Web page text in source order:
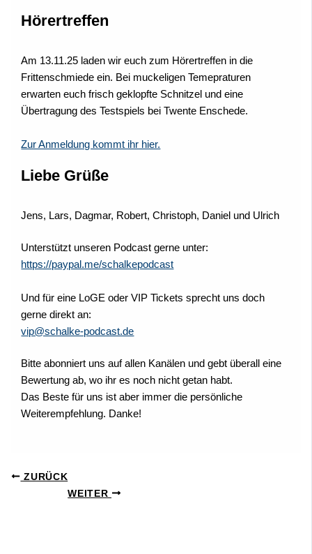
Hörertreffen
Am 13.11.25 laden wir euch zum Hörertreffen in die
Frittenschmiede ein. Bei muckeligen Temepraturen
erwarten euch frisch geklopfte Schnitzel und eine
Übertragung des Testspiels bei Twente Enschede.
Zur Anmeldung kommt ihr hier.
Liebe Grüße
Jens, Lars, Dagmar, Robert, Christoph, Daniel und Ulrich
Unterstützt unseren Podcast gerne unter:
https://paypal.me/schalkepodcast
Und für eine LoGE oder VIP Tickets sprecht uns doch
gerne direkt an:
vip@schalke-podcast.de
Bitte abonniert uns auf allen Kanälen und gebt überall eine
Bewertung ab, wo ihr es noch nicht getan habt.
Das Beste für uns ist aber immer die persönliche
Weiterempfehlung. Danke!
ZURÜCK
WEITER